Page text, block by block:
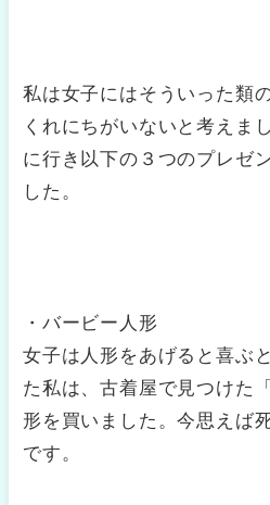
私は女子にはそういった類
くれにちがいないと考えま
に行き以下の３つのプレゼ
した。
・バービー人形
女子は人形をあげると喜ぶ
た私は、古着屋で見つけた
形を買いました。今思えば
です。